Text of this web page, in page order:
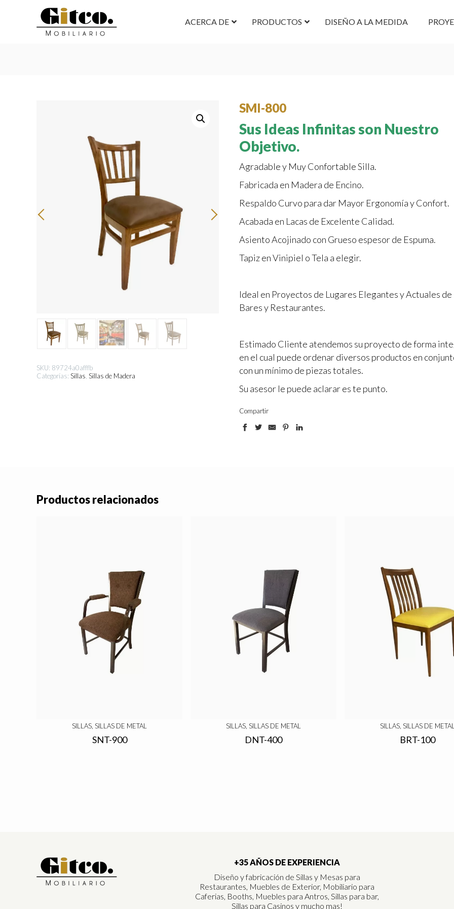
ACERCA DE PRODUCTOS DISEÑO A LA MEDIDA
SKU: 89724a0afffb
Categorías: Sillas Sillas de Madera
SMI-800
Sus Ideas Infinitas son Nuestro
Objetivo.
Agradable y Muy Confortable Silla.
Fabricada en Madera de Encino.
Respaldo Curvo para dar Mayor Ergonomía y Confort.
Acabada en Lacas de Excelente Calidad.
Asiento Acojinado con Grueso espesor de Espuma.
Tapiz en Vinipiel o Tela a elegir.
Ideal en Proyectos de Lugares Elegantes y Actuales de
Bares y Restaurantes.
Estimado Cliente atendemos su proyecto de forma
en el cual puede ordenar diversos productos en
con un mínimo de piezas totales.
Su asesor le puede aclarar es te punto.
Compartir
Productos relacionados
SILLAS, SILLAS DE METAL
SNT-900
SILLAS, SILLAS DE METAL
DNT-400
SILLAS, SILLAS DE METAL
BRT-100
+35 AÑOS DE EXPERIENCIA
Diseño y fabricación de Sillas y Mesas para
Restaurantes, Muebles de Exterior, Mobiliario para
Caferias, Booths, Muebles para Antros, Sillas para bar,
Sillas para Casinos y mucho mas!